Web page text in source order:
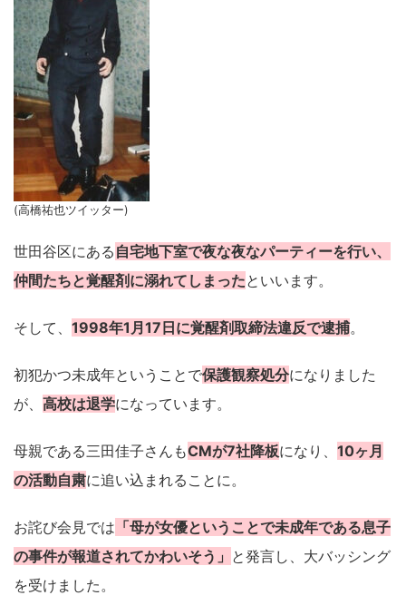
(高橋祐也ツイッター)
世田谷区にある 自宅地下室で夜な夜なパーティーを行い、
仲間たちと覚醒剤に溺れてしまったといいます。
そして、 1998年1月17日に覚醒剤取締法違反で逮捕。
初犯かつ未成年ということで保護観察処分になりました
が、 高校は退学になっています。
母親である三田佳子さんもCMが7社降板になり、 10ヶ月
の活動自粛に追い込まれることに。
お詫び会見では 「母が女優ということで未成年である息子
の事件が報道されてかわいそう」 と発言し、大バッシング
を受けました。